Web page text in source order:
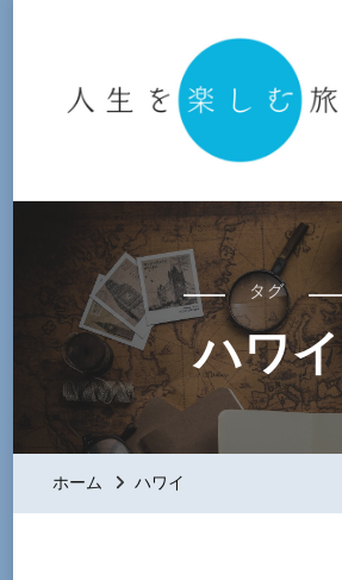
人生を楽しむ旅ログ
タグ
ハワイ
ホーム ハワイ